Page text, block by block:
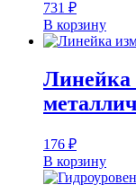
731 ₽
В корзину
Линейка
176 ₽
В корзину